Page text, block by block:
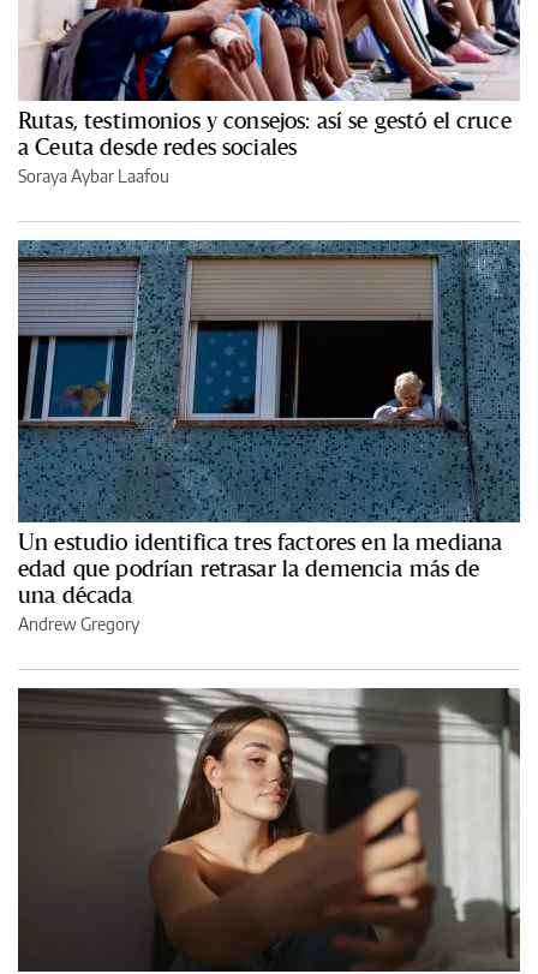
Rutas, testimonios y consejos: así se gestó el cruce
a Ceuta desde redes sociales
Soraya Aybar Laafou
Un estudio identifica tres factores en la mediana
edad que podrían retrasar la demencia más de
una década
Andrew Gregory